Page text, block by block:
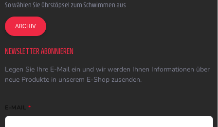
So wählen Sie Ohrstöpsel zum Schwimmen aus
ARCHIV
NEWSLETTER ABONNIEREN
Legen Sie Ihre E-Mail ein und wir werden Ihnen Informationen über
neue Produkte in unserem E-Shop zusenden.
E-MAIL